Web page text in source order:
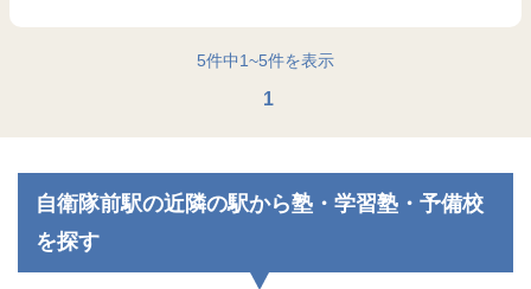
5件中1~5件を表示
1
自衛隊前駅の近隣の駅から塾・学習塾・予備校
を探す